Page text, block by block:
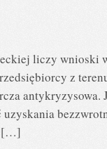
liczy wnioski
z
[…]